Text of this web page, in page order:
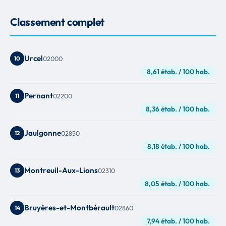
Classement complet
10 Urcel02000
8,61 étab. / 100 hab.
11 Pernant02200
8,36 étab. / 100 hab.
12 Jaulgonne02850
8,18 étab. / 100 hab.
13 Montreuil-Aux-Lions02310
8,05 étab. / 100 hab.
14 Bruyères-et-Montbérault02860
7,94 étab. / 100 hab.